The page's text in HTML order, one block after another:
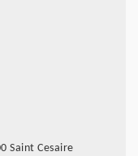
Saint Cesaire